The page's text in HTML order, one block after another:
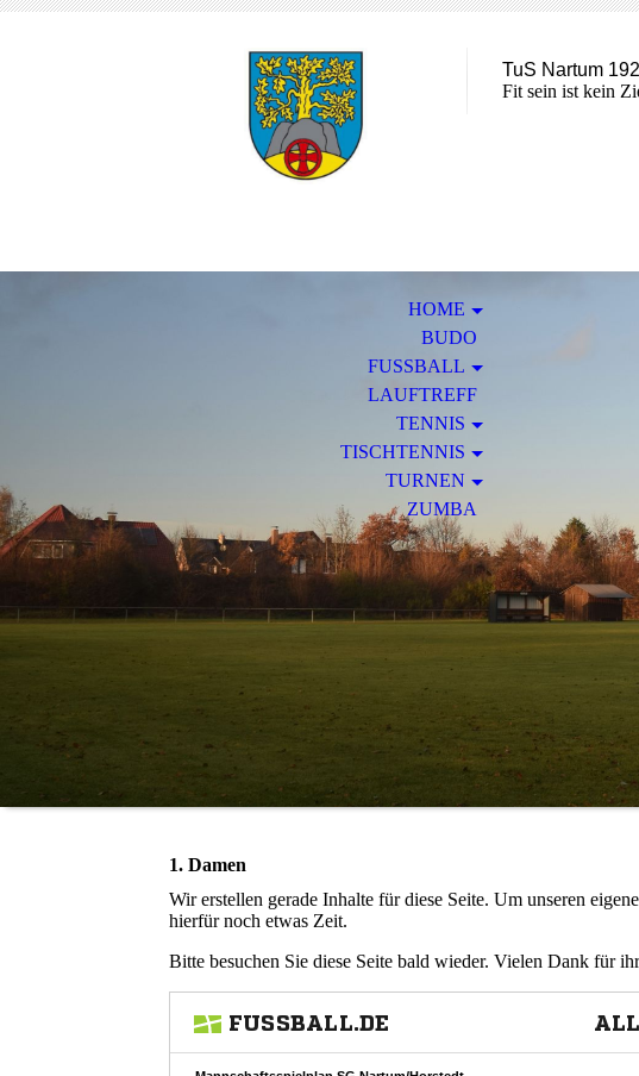
TuS Nartum
Fit sein ist kein
HOME
BUDO
FUSSBALL
LAUFTREFF
TENNIS
TISCHTENNIS
TURNEN
ZUMBA
1. Damen
Wir erstellen gerade Inhalte für diese Seite. Um unseren
hierfür noch etwas Zeit.
Bitte besuchen Sie diese Seite bald wieder. Vielen Dank für